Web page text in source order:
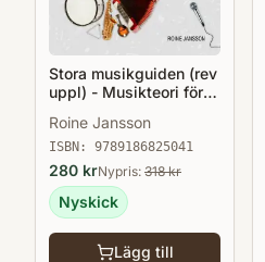
Stora musikguiden (rev
uppl) - Musikteori för
Roine Jansson
ISBN: 9789186825041
280 krNypris: 318kr
Nyskick
Lägg till